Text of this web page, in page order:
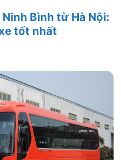
Bình từ Hà Nội:
tốt nhất